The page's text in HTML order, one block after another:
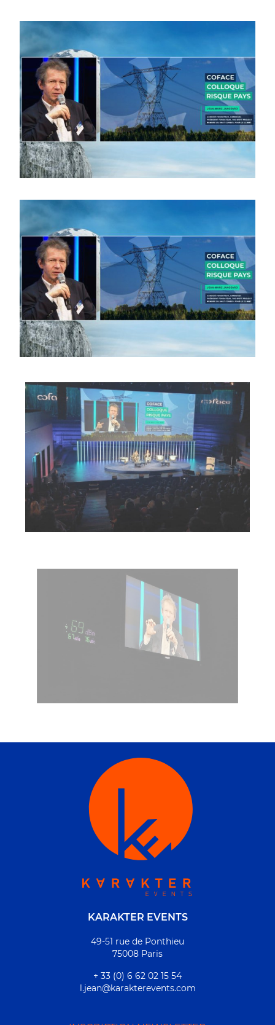
KARAKTER EVENTS
49-51 rue de Ponthieu
75008 Paris
+ 33 (0) 6 62 02 15 54
l.jean@karakterevents.com